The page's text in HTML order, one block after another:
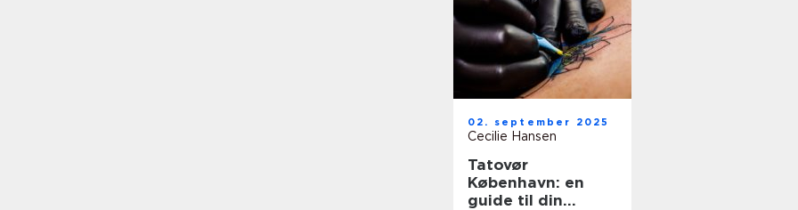
02. september 2025
Cecilie Hansen
Tatovør
København: en
guide til din